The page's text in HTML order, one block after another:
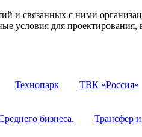
связанных с ними
условия для
Технопарк ТВК «Россия»
бизнеса. Трансфер